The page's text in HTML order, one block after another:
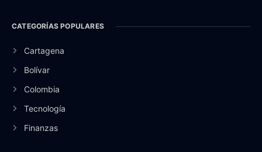
CATEGORÍAS POPULARES
Cartagena
Bolívar
Colombia
Tecnología
Finanzas